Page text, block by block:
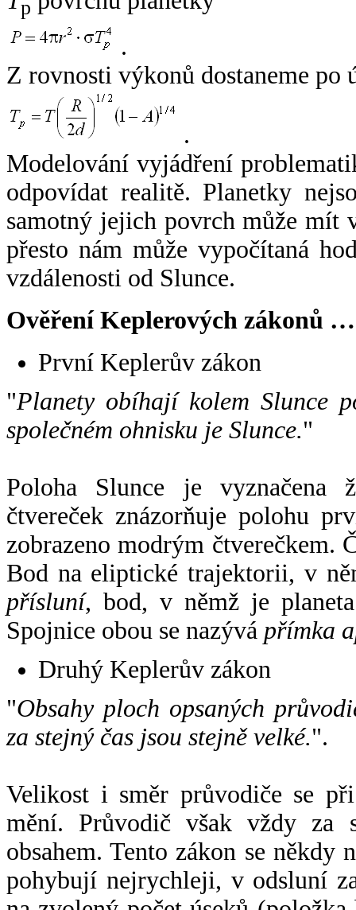
p
.
Z rovnosti výkonů dostaneme po
.
Modelování vyjádření
odpovídat realitě. Planetky
samotný jejich povrch může mít
přesto nám může vypočítaná
vzdálenosti od Slunce.
Ověření Keplerových zákonů …
První Keplerův zákon
"Planety obíhají kolem Slunce
společném ohnisku je Slunce."
Poloha Slunce je vyznačena
čtvereček znázorňuje polohu
zobrazeno modrým čtverečkem.
Bod na eliptické trajektorii, v
přísluní, bod, v němž je
Spojnice obou se nazývá přímka
Druhý Keplerův zákon
"Obsahy ploch opsaných
za stejný čas jsou stejně velké.".
Velikost i směr průvodiče se
mění. Průvodič však vždy za
obsahem. Tento zákon se někdy
pohybují nejrychleji, v odsluní